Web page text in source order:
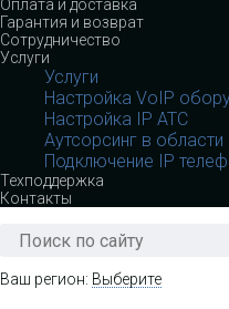
Оплата и доставка
Гарантия и возврат
Сотрудничество
Услуги
Услуги
Настройка VoIP
Настройка IP АТС
Аутсорсинг в
Подключение IP
Техподдержка
Контакты
Ваш регион: Выберите